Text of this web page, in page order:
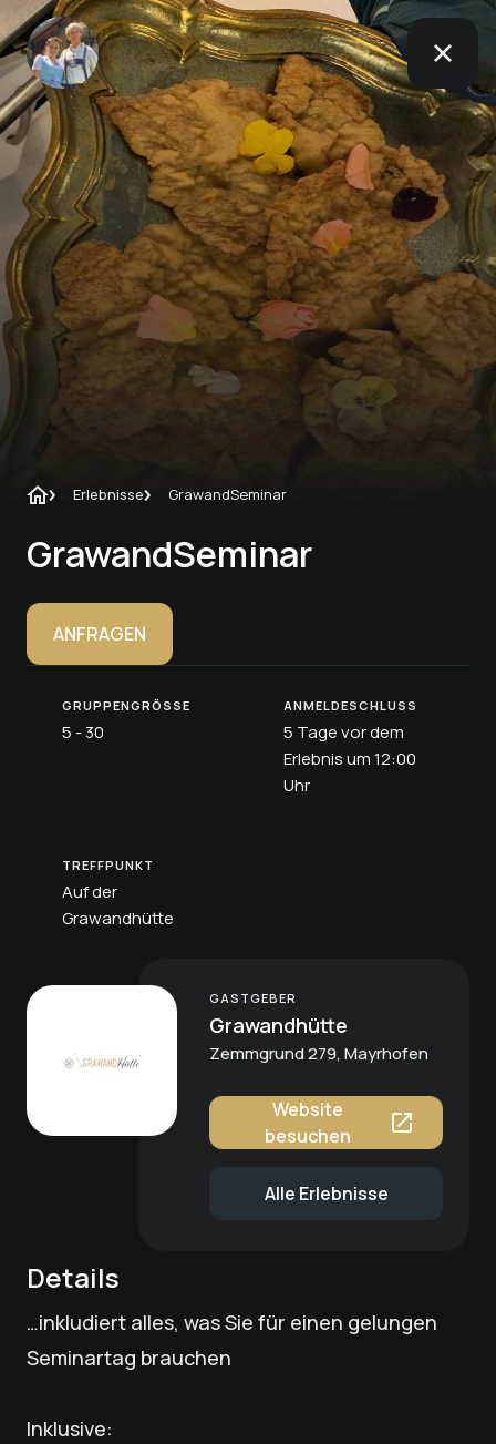
Erlebnisse GrawandSeminar
GrawandSeminar
ANFRAGEN
GRUPPENGRÖSSE
5 - 30
ANMELDESCHLUSS
5 Tage vor dem
Erlebnis um 12:00
Uhr
TREFFPUNKT
Auf der
Grawandhütte
GASTGEBER
Grawandhütte
Zemmgrund 279, Mayrhofen
Website
besuchen
Alle Erlebnisse
Details
…inkludiert alles, was Sie für einen gelungen
Seminartag brauchen
Inklusive: